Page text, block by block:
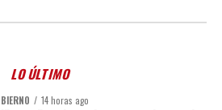
LO ÚLTIMO
14 horas ago